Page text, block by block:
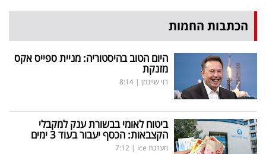
הכתבות החמות
היום הטוב בהיסטוריה: מניית ספייס אקס
מזנקת
רוי שיינמן |
8:14
ביטוח לאומי בבשורת ענק למקבלי
הקצבאות: הכסף יעבור בעוד 3 ימים
מערכת ice |
7:12